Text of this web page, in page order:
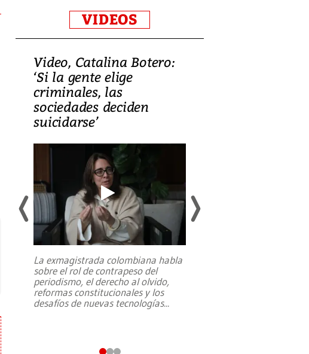
VIDEOS
Video, Catalina Botero:
‘Si la gente elige
criminales, las
sociedades deciden
suicidarse’
La exmagistrada colombiana habla
sobre el rol de contrapeso del
periodismo, el derecho al olvido,
reformas constitucionales y los
desafíos de nuevas tecnologías...